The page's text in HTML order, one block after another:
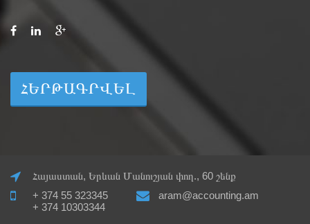
ՀԵՐԹԱԳՐՎԵԼ
Հայաստան, Երևան Մանուշյան փող., 60 շենք
+ 374 55 323345
+ 374 10303344
aram@accounting.am